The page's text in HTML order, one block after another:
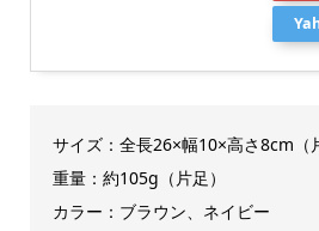
サイズ：全長26×幅10×高さ8cm（
重量：約105g（片足）
カラー：ブラウン、ネイビー